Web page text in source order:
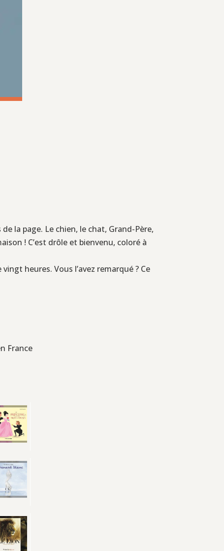
la page. Le chien, le chat, Grand-Père,
! C’est drôle et bienvenu, coloré à
heures. Vous l’avez remarqué ? Ce
France